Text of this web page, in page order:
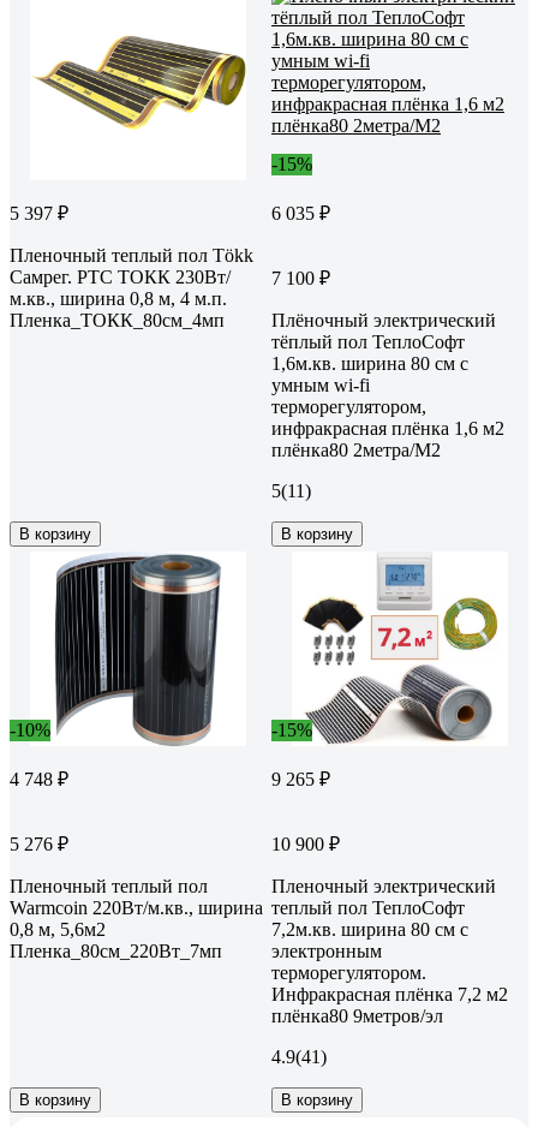
5 397 ₽
Пленочный теплый пол Tökk
Самрег. РТС ТОКК 230Вт/
м.кв., ширина 0,8 м, 4 м.п.
Пленка_ТОКК_80см_4мп
В корзину
-15%
6 035 ₽
7 100 ₽
Плёночный электрический
тёплый пол ТеплоСофт
1,6м.кв. ширина 80 см с
умным wi-fi
терморегулятором,
инфракрасная плёнка 1,6 м2
плёнка80 2метра/М2
5(11)
В корзину
-10%
4 748 ₽
5 276 ₽
Пленочный теплый пол
Warmcoin 220Вт/м.кв., ширина
0,8 м, 5,6м2
Пленка_80см_220Вт_7мп
В корзину
-15%
9 265 ₽
10 900 ₽
Пленочный электрический
теплый пол ТеплоСофт
7,2м.кв. ширина 80 см с
электронным
терморегулятором.
Инфракрасная плёнка 7,2 м2
плёнка80 9метров/эл
4.9(41)
В корзину